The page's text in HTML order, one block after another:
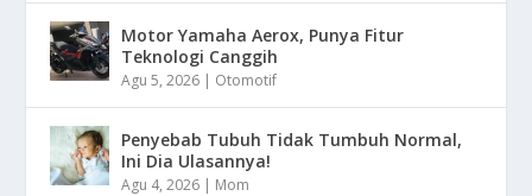
Motor Yamaha Aerox, Punya Fitur
Teknologi Canggih
Agu 5, 2026 | Otomotif
Penyebab Tubuh Tidak Tumbuh Normal,
Ini Dia Ulasannya!
Agu 4, 2026 | Mom